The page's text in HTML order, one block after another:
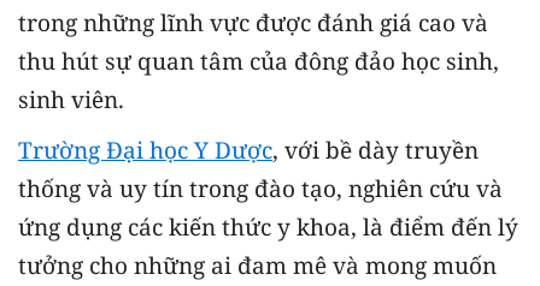
trong những lĩnh vực được đánh giá cao và
thu hút sự quan tâm của đông đảo học sinh,
sinh viên.
Trường Đại học Y Dược, với bề dày truyền
thống và uy tín trong đào tạo, nghiên cứu và
ứng dụng các kiến thức y khoa, là điểm đến lý
tưởng cho những ai đam mê và mong muốn